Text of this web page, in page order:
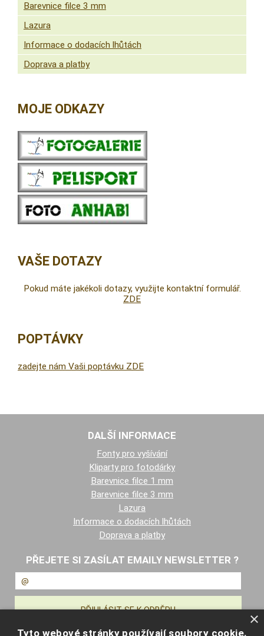
Barevnice filce 3 mm
Lazura
Informace o dodacích lhůtách
Doprava a platby
MOJE ODKAZY
VAŠE DOTAZY
Pokud máte jakékoli dotazy, využijte kontaktní formulář.
ZDE
POPTÁVKY
zadejte nám Vaši poptávku ZDE
DALŠÍ INFORMACE
Fonty pro vyšívání
Kliparty pro fotodárky
Barevnice filce 1 mm
Barevnice filce 3 mm
Lazura
Informace o dodacích lhůtách
Doprava a platby
PŘEJETE SI ZASÍLAT EMAILY NEWSLETTER ?
×
Tyto webové stránky používají soubory cookie.